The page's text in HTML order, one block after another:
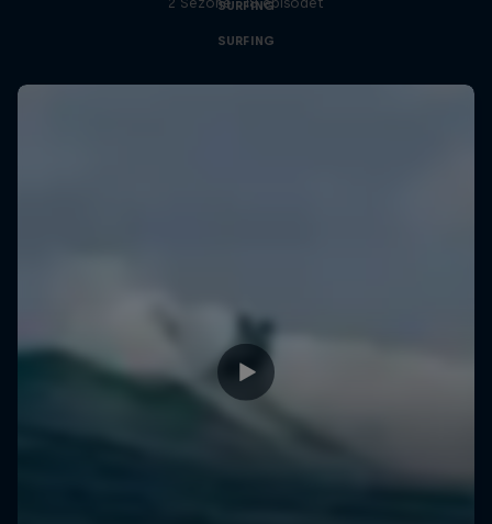
SURFING
SURFING